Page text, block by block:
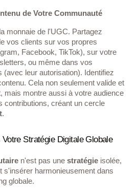
de Votre Communauté
monnaie de l'UGC. Partagez
vos clients sur vos propres
Facebook, TikTok), sur votre
ou même dans vos
(avec leur autorisation). Identifiez
Cela non seulement valide et
mais montre aussi à votre audience
contributions, créant un cercle
.
Stratégie Digitale Globale
n'est pas une stratégie isolée,
s'insérer harmonieusement dans
globale.